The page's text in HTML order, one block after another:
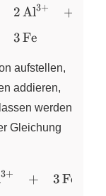
2AlX
3+
3Fe
+
aufstellen,
addieren,
werden
Gleichung
X
3+ + 3Fe